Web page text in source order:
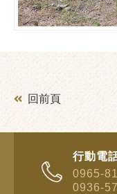
回前頁
行動電
0965-
0936-